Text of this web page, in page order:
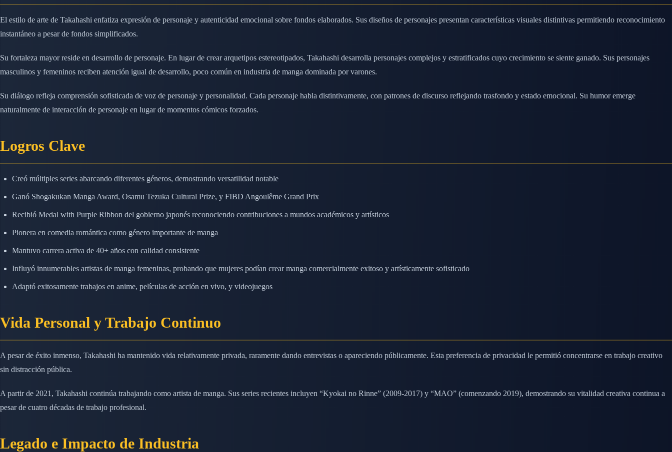
El estilo de arte de Takahashi enfatiza expresión de personaje y autenticidad emocional sobre fondos elaborados. Sus diseños de personajes presentan características visuales distintivas permitiendo reconocimiento
instantáneo a pesar de fondos simplificados.
Su fortaleza mayor reside en desarrollo de personaje. En lugar de crear arquetipos estereotipados, Takahashi desarrolla personajes complejos y estratificados cuyo crecimiento se siente ganado. Sus personajes
masculinos y femeninos reciben atención igual de desarrollo, poco común en industria de manga dominada por varones.
Su diálogo refleja comprensión sofisticada de voz de personaje y personalidad. Cada personaje habla distintivamente, con patrones de discurso reflejando trasfondo y estado emocional. Su humor emerge
naturalmente de interacción de personaje en lugar de momentos cómicos forzados.
Logros Clave
Creó múltiples series abarcando diferentes géneros, demostrando versatilidad notable
Ganó Shogakukan Manga Award, Osamu Tezuka Cultural Prize, y FIBD Angoulême Grand Prix
Recibió Medal with Purple Ribbon del gobierno japonés reconociendo contribuciones a mundos académicos y artísticos
Pionera en comedia romántica como género importante de manga
Mantuvo carrera activa de 40+ años con calidad consistente
Influyó innumerables artistas de manga femeninas, probando que mujeres podían crear manga comercialmente exitoso y artísticamente sofisticado
Adaptó exitosamente trabajos en anime, películas de acción en vivo, y videojuegos
Vida Personal y Trabajo Continuo
A pesar de éxito inmenso, Takahashi ha mantenido vida relativamente privada, raramente dando entrevistas o apareciendo públicamente. Esta preferencia de privacidad le permitió concentrarse en trabajo creativo
sin distracción pública.
A partir de 2021, Takahashi continúa trabajando como artista de manga. Sus series recientes incluyen “Kyokai no Rinne” (2009-2017) y “MAO” (comenzando 2019), demostrando su vitalidad creativa continua a
pesar de cuatro décadas de trabajo profesional.
Legado e Impacto de Industria